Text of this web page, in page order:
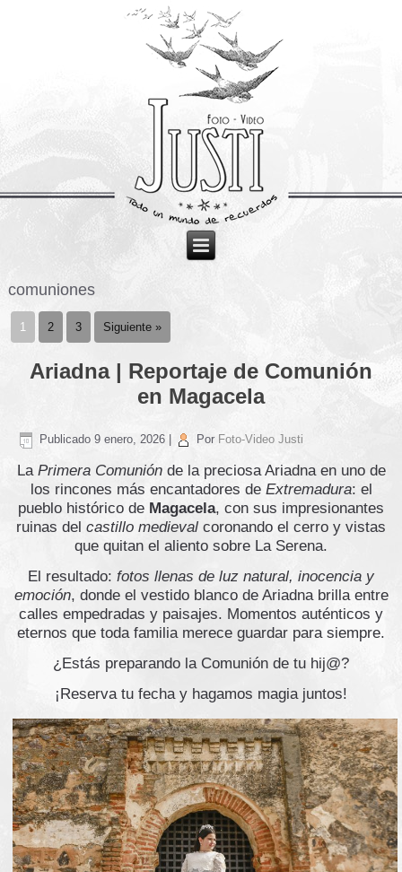
comuniones
1 2 3 Siguiente »
Ariadna | Reportaje de Comunión
en Magacela
Publicado 9 enero, 2026 Por Foto-Video Justi
La Primera Comuniónde la preciosa Ariadna en uno de
los rincones más encantadores de Extremadura: el
pueblo histórico de Magacela, con sus impresionantes
ruinas del castillo medieval coronando el cerro y vistas
que quitan el aliento sobre La Serena.
El resultado: fotos llenas de luz natural, inocencia y
emoción, donde el vestido blanco de Ariadna brilla entre
calles empedradas y paisajes. Momentos auténticos y
eternos que toda familia merece guardar para siempre.
¿Estás preparando la Comunión de tu hij@?
¡Reserva tu fecha y hagamos magia juntos!